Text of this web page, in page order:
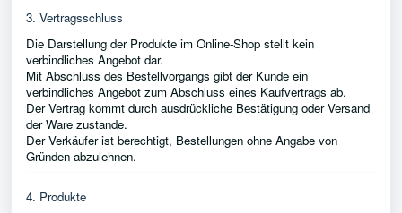
3. Vertragsschluss
Die Darstellung der Produkte im Online-Shop stellt kein
verbindliches Angebot dar.
Mit Abschluss des Bestellvorgangs gibt der Kunde ein
verbindliches Angebot zum Abschluss eines Kaufvertrags ab.
Der Vertrag kommt durch ausdrückliche Bestätigung oder Versand
der Ware zustande.
Der Verkäufer ist berechtigt, Bestellungen ohne Angabe von
Gründen abzulehnen.
4. Produkte